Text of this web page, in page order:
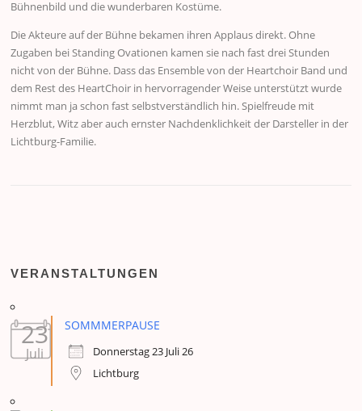
Bühnenbild und die wunderbaren Kostüme.
Die Akteure auf der Bühne bekamen ihren Applaus direkt. Ohne
Zugaben bei Standing Ovationen kamen sie nach fast drei Stunden
nicht von der Bühne. Dass das Ensemble von der Heartchoir Band und
dem Rest des HeartChoir in hervorragender Weise unterstützt wurde
nimmt man ja schon fast selbstverständlich hin. Spielfreude mit
Herzblut, Witz aber auch ernster Nachdenklichkeit der Darsteller in der
Lichtburg-Familie.
VERANSTALTUNGEN
23
Juli
SOMMMERPAUSE
Donnerstag 23 Juli 26
Lichtburg